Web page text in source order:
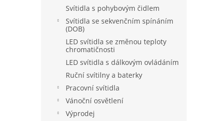
Svítidla s pohybovým čidlem
Svítidla se sekvenčním spínáním
(DOB)
LED svítidla se změnou teploty
chromatičnosti
LED svítidla s dálkovým ovládáním
Ruční svítilny a baterky
Pracovní svítidla
Vánoční osvětlení
Výprodej